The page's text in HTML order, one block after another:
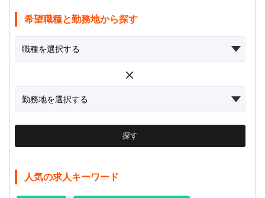
希望職種と勤務地から探す
探す
人気の求人キーワード